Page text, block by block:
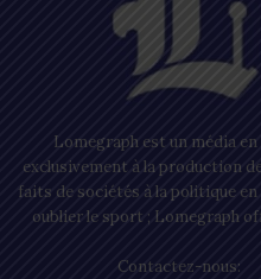
Lomegraph est un média
exclusivement à la production
faits de sociétés à la politique
oublier le sport ; Lomegraph
Contactez-nous: